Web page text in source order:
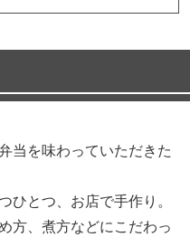
当を味わっていただきた
ひとつ、お店で手作り。
方、煮方などにこだわっ